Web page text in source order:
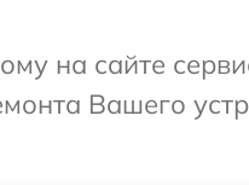
на сайте
Вашего